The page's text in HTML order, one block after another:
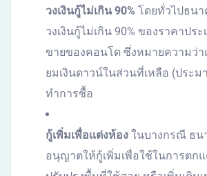
วงเงินกู้ไม่เกิน 90% โดยทั่วไปธน
วงเงินกู้ไม่เกิน 90% ของราคาปร
ขายของคอนโด ซึ่งหมายความว่าเ
ยมเงินดาวน์ในส่วนที่เหลือ (ประม
ทำการซื้อ
กู้เพิ่มเพื่อแต่งห้อง ในบางกรณี ธน
อนุญาตให้กู้เพิ่มเพื่อใช้ในการตก